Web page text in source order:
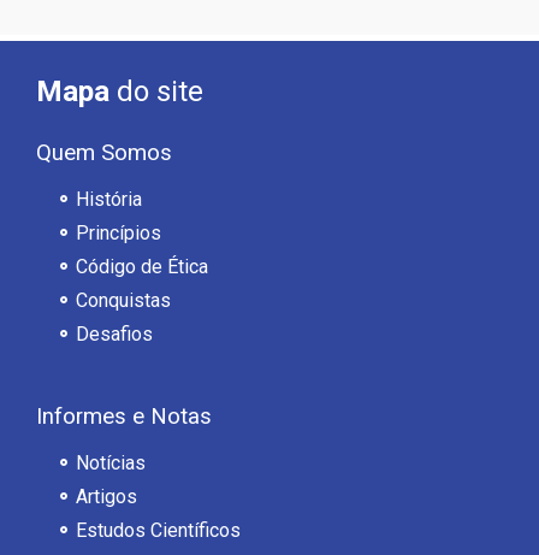
Mapa do site
Quem Somos
História
Princípios
Código de Ética
Conquistas
Desafios
Informes e Notas
Notícias
Artigos
Estudos Científicos